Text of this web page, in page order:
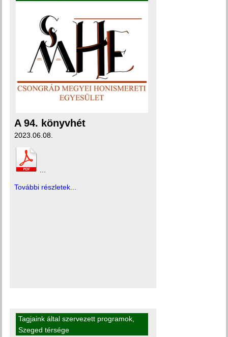
A 94. könyvhét
2023.06.08.
További részletek...
Tagjaink által szervezett programok
Szeged térsége